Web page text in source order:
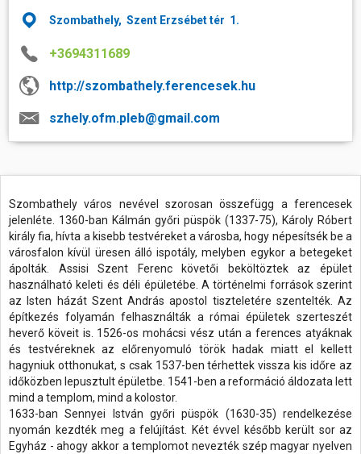
Szombathely, Szent Erzsébet tér 1.
+3694311689
http://szombathely.ferencesek.hu
szhely.ofm.pleb@gmail.com
Szombathely város nevével szorosan összefügg a ferencesek
jelenléte. 1360-ban Kálmán győri püspök (1337-75), Károly Róbert
király fia, hívta a kisebb testvéreket a városba, hogy népesítsék be a
városfalon kívül üresen álló ispotály, melyben egykor a betegeket
ápolták. Assisi Szent Ferenc követői beköltöztek az épület
használható keleti és déli épületébe. A történelmi források szerint
az Isten házát Szent András apostol tiszteletére szentelték. Az
építkezés folyamán felhasználták a római épületek szerteszét
heverő köveit is. 1526-os mohácsi vész után a ferences atyáknak
és testvéreknek az előrenyomuló török hadak miatt el kellett
hagyniuk otthonukat, s csak 1537-ben térhettek vissza kis időre az
időközben lepusztult épületbe. 1541-ben a reformáció áldozata lett
mind a templom, mind a kolostor.
1633-ban Sennyei István győri püspök (1630-35) rendelkezése
nyomán kezdték meg a felújítást. Két évvel később került sor az
Egyház - ahogy akkor a templomot nevezték szép magyar nyelven